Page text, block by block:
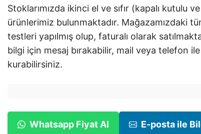
Stoklarımızda ikinci el ve sıfır (kapalı kutulu
ürünlerimiz bulunmaktadır.​ Mağazamızdaki
testleri yapılmış olup, faturalı olarak
bilgi için mesaj bırakabilir, mail veya telefon
kurabilirsiniz.
Whatsapp Fiyat Al E-posta ile